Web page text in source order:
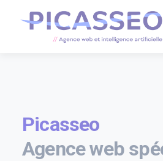
Picasseo
Agence web